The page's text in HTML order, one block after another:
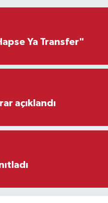
Ya Transfer"
açıklandı